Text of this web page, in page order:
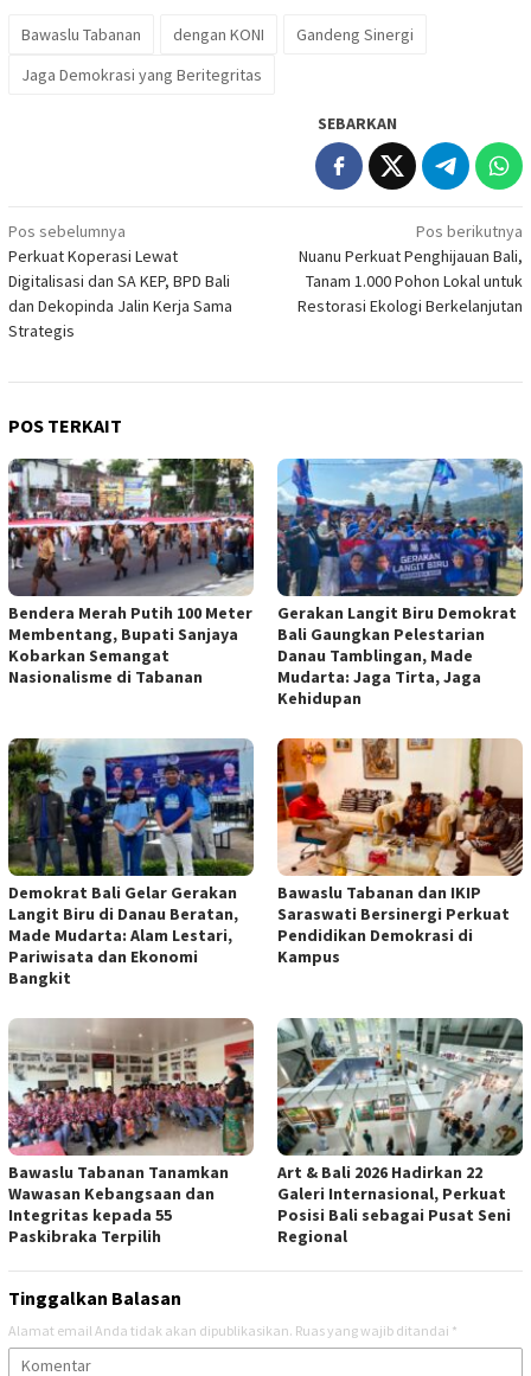
Bawaslu Tabanan dengan KONI
Gandeng Sinergi
Jaga Demokrasi yang Beritegritas
SEBARKAN
Navigasi
pos
Pos sebelumnya
Perkuat Koperasi Lewat
Digitalisasi dan SA KEP, BPD Bali
dan Dekopinda Jalin Kerja Sama
Strategis
Pos berikutnya
Nuanu Perkuat Penghijauan Bali,
Tanam 1.000 Pohon Lokal untuk
Restorasi Ekologi Berkelanjutan
POS TERKAIT
Bendera Merah Putih 100 Meter
Membentang, Bupati Sanjaya
Kobarkan Semangat
Nasionalisme di Tabanan
Gerakan Langit Biru Demokrat
Bali Gaungkan Pelestarian
Danau Tamblingan, Made
Mudarta: Jaga Tirta, Jaga
Kehidupan
Demokrat Bali Gelar Gerakan
Langit Biru di Danau Beratan,
Made Mudarta: Alam Lestari,
Pariwisata dan Ekonomi
Bangkit
Bawaslu Tabanan dan IKIP
Saraswati Bersinergi Perkuat
Pendidikan Demokrasi di
Kampus
Bawaslu Tabanan Tanamkan
Wawasan Kebangsaan dan
Integritas kepada 55
Paskibraka Terpilih
Art & Bali 2026 Hadirkan 22
Galeri Internasional, Perkuat
Posisi Bali sebagai Pusat Seni
Regional
Tinggalkan Balasan
Alamat email Anda tidak akan dipublikasikan. Ruas yang wajib ditandai *